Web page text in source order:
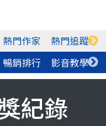
熱門作家 熱門追蹤
暢銷排行 影音教學
紀錄